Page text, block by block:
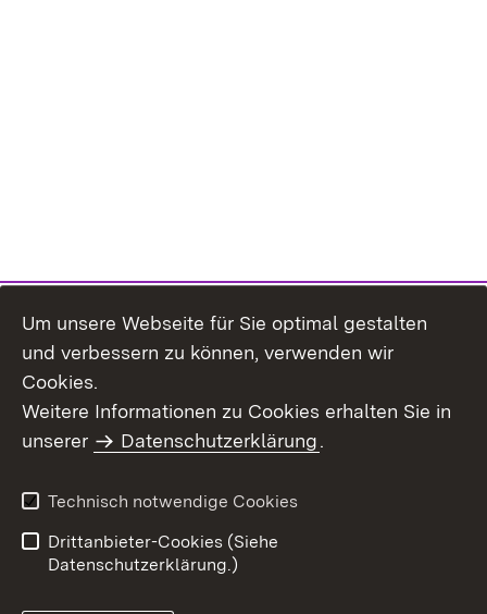
Benutzungshinweise
Erklärung zur
Um unsere Webseite für Sie optimal gestalten
und verbessern zu können, verwenden wir
Cookies.
Weitere Informationen zu Cookies erhalten Sie in
unserer
Datenschutzerklärung.
Technisch notwendige Cookies
Drittanbieter-Cookies (Siehe
Datenschutzerklärung.)